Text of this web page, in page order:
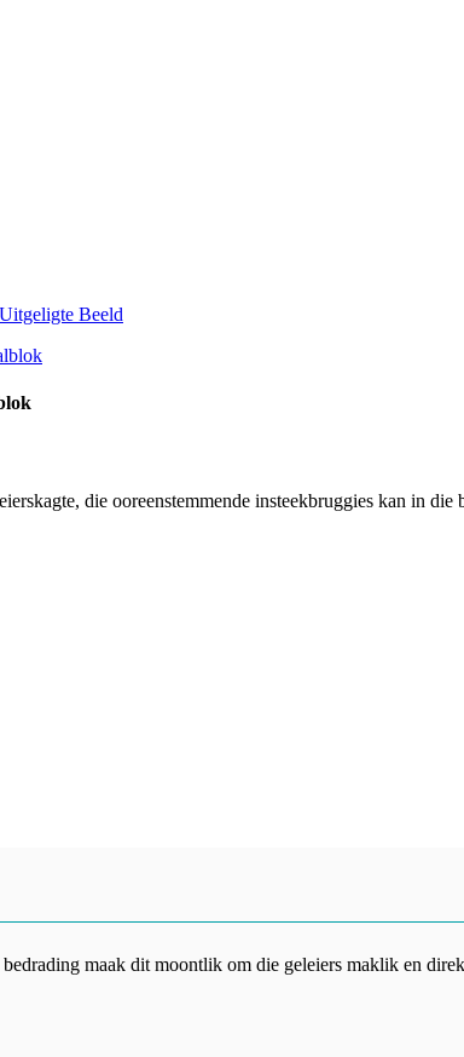
die ooreenstemmende insteekbruggies kan in
maak dit moontlik om die geleiers maklik en